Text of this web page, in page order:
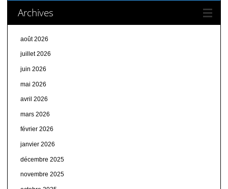
Archives
août 2026
juillet 2026
juin 2026
mai 2026
avril 2026
mars 2026
février 2026
janvier 2026
décembre 2025
novembre 2025